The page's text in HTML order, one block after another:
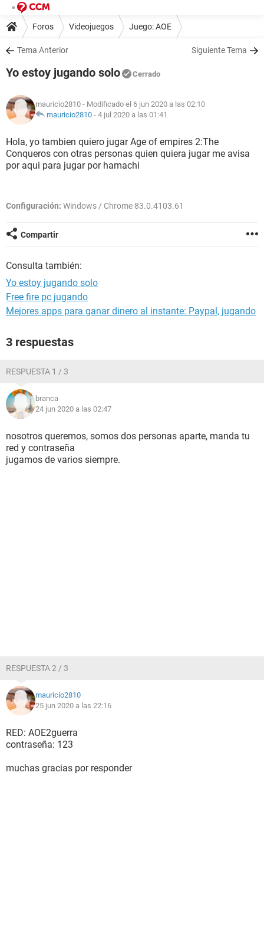
Foros Videojuegos Juego: AOE
Tema Anterior Siguiente Tema
Yo estoy jugando solo Cerrado
mauricio2810 - Modificado el 6 jun 2020 a las 02:10
mauricio2810 - 4 jul 2020 a las 01:41
Hola, yo tambien quiero jugar Age of empires 2:The
Conqueros con otras personas quien quiera jugar me avisa
por aqui para jugar por hamachi
Configuración: Windows / Chrome 83.0.4103.61
Compartir
Consulta también:
Yo estoy jugando solo
Free fire pc jugando
Mejores apps para ganar dinero al instante: Paypal, jugando
3 respuestas
RESPUESTA 1 / 3
branca
24 jun 2020 a las 02:47
nosotros queremos, somos dos personas aparte, manda tu
red y contraseña
jugamos de varios siempre.
RESPUESTA 2 / 3
mauricio2810
25 jun 2020 a las 22:16
RED: AOE2guerra
contraseña: 123
muchas gracias por responder